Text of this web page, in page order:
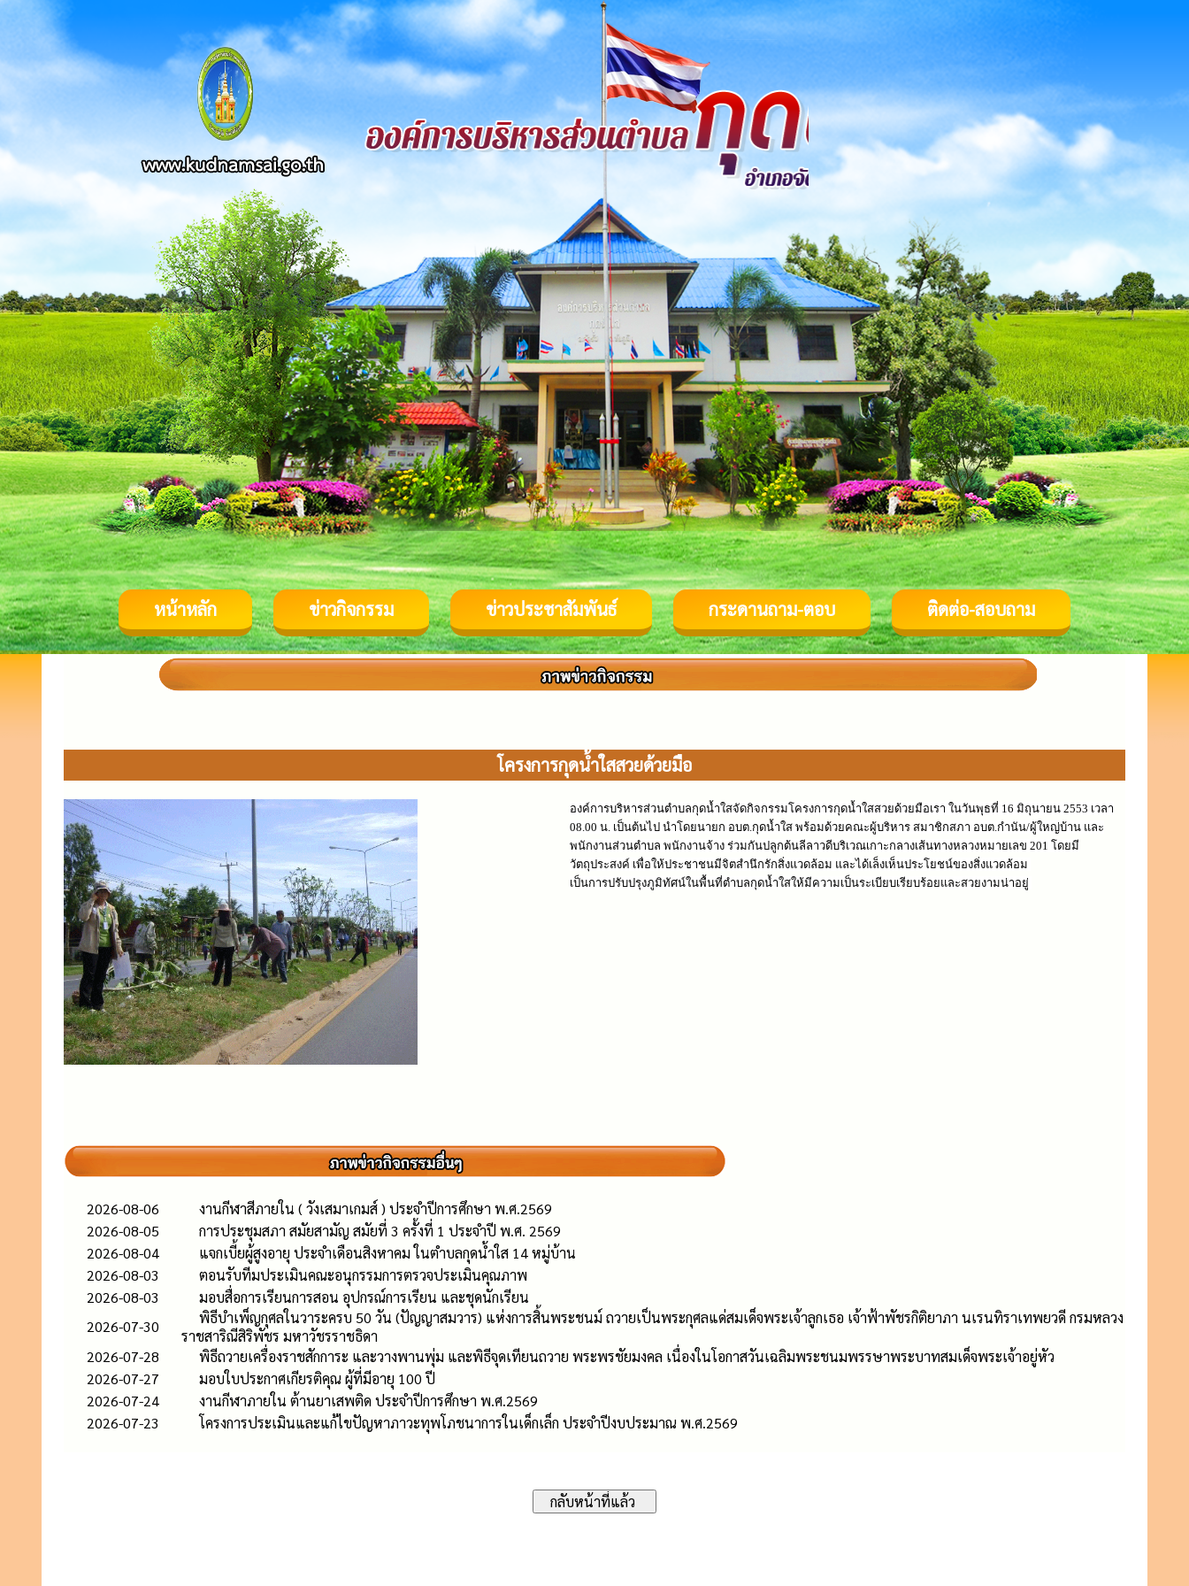
หน้าหลัก ข่าวกิจกรรม ข่าวประชาสัมพันธ์ กระดานถาม-ตอบ ติดต่อ-สอบถาม
โครงการกุดน้ำใสสวยด้วยมือ
องค์การบริหารส่วนตำบลกุดน้ำใสจัดกิจกรรมโครงการกุดน้ำใสสวยด้วยมือเรา ในวันพุธที่ 16 มิถุนายน 2553 เวลา
08.00 น. เป็นต้นไป นำโดยนายก อบต.กุดน้ำใส พร้อมด้วยคณะผู้บริหาร สมาชิกสภา อบต.กำนัน/ผู้ใหญ่บ้าน และ
พนักงานส่วนตำบล พนักงานจ้าง ร่วมกันปลูกต้นลีลาวดีบริเวณเกาะกลางเส้นทางหลวงหมายเลข 201 โดยมี
วัตถุประสงค์ เพื่อให้ประชาชนมีจิตสำนึกรักสิ่งแวดล้อม และได้เล็งเห็นประโยชน์ของสิ่งแวดล้อม
เป็นการปรับปรุงภูมิทัศน์ในพื้นที่ตำบลกุดน้ำใสให้มีความเป็นระเบียบเรียบร้อยและสวยงามน่าอยู่
2026-08-06
งานกีฬาสีภายใน ( วังเสมาเกมส์ ) ประจำปีการศึกษา พ.ศ.2569
2026-08-05
การประชุมสภา สมัยสามัญ สมัยที่ 3 ครั้งที่ 1 ประจำปี พ.ศ. 2569
2026-08-04
แจกเบี้ยผู้สูงอายุ ประจำเดือนสิงหาคม ในตำบลกุดน้ำใส 14 หมู่บ้าน
2026-08-03
ตอนรับทีมประเมินคณะอนุกรรมการตรวจประเมินคุณภาพ
2026-08-03
มอบสื่อการเรียนการสอน อุปกรณ์การเรียน และชุดนักเรียน
2026-07-30
พิธีบำเพ็ญกุศลในวาระครบ 50 วัน (ปัญญาสมวาร) แห่งการสิ้นพระชนม์ ถวายเป็นพระกุศลแด่สมเด็จพระเจ้าลูกเธอ เจ้าฟ้าพัชรกิติยาภา นเรนทิราเทพยวดี กรมหลวง
ราชสาริณีสิริพัชร มหาวัชรราชธิดา
2026-07-28
พิธีถวายเครื่องราชสักการะ และวางพานพุ่ม และพิธีจุดเทียนถวาย พระพรชัยมงคล เนื่องในโอกาสวันเฉลิมพระชนมพรรษาพระบาทสมเด็จพระเจ้าอยู่หัว
2026-07-27
มอบใบประกาศเกียรติคุณ ผู้ที่มีอายุ 100 ปี
2026-07-24
งานกีฬาภายใน ต้านยาเสพติด ประจำปีการศึกษา พ.ศ.2569
2026-07-23
โครงการประเมินและแก้ไขปัญหาภาวะทุพโภชนาการในเด็กเล็ก ประจำปีงบประมาณ พ.ศ.2569